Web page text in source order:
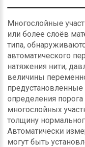
Многослойные
или более слоёв
типа,
автоматического
натяжения нити,
величины
определения
многослойных
толщину
Автоматически
могут быть